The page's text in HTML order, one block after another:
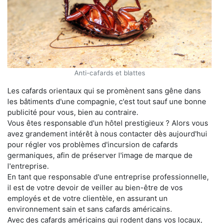
Anti-cafards et blattes
Les cafards orientaux qui se promènent sans gêne dans
les bâtiments d'une compagnie, c'est tout sauf une bonne
publicité pour vous, bien au contraire.
Vous êtes responsable d'un hôtel prestigieux ? Alors vous
avez grandement intérêt à nous contacter dès aujourd'hui
pour régler vos problèmes d'incursion de cafards
germaniques, afin de préserver l'image de marque de
l'entreprise.
En tant que responsable d'une entreprise professionnelle,
il est de votre devoir de veiller au bien-être de vos
employés et de votre clientèle, en assurant un
environnement sain et sans cafards américains.
Avec des cafards américains qui rodent dans vos locaux,